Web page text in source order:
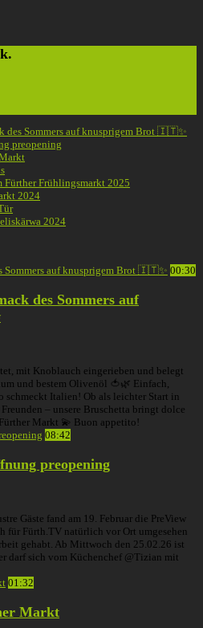
des Sommers auf knusprigem Brot 🇮🇹✨
preopening
Frühlingsmarkt 2025
2024
2024
00:30
des Sommers auf
mit Knoblauch eingerieben und belegt
und bestem Olivenöl 🍅🌿 Einfach,
Italien! Ob als leichter Start in
– unsere Bruschetta bringt dolce
Markt 💫 Buon appetito!
08:42
preopening
Gäste fand am 19. Februar die PreView
für Fürth.TV natürlich vor Ort umgesehen
gehabt. Ab Mittwoch den 25.02.26 ist
darf sich vom Küchenchef @Tizian mit
01:32
Markt